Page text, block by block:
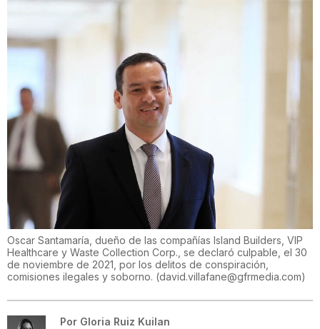
Oscar Santamaría, dueño de las compañías Island Builders, VIP
Healthcare y Waste Collection Corp., se declaró culpable, el 30
de noviembre de 2021, por los delitos de conspiración,
comisiones ilegales y soborno. (david.villafane@gfrmedia.com)
Por Gloria Ruiz Kuilan